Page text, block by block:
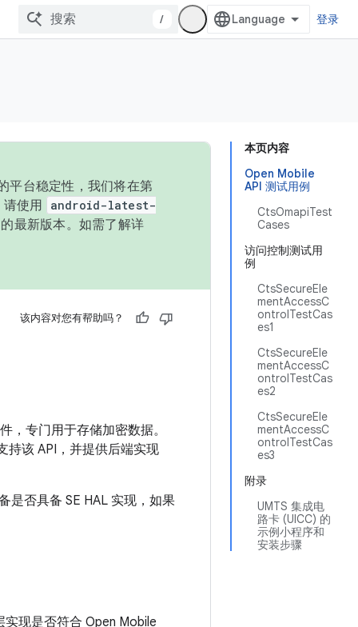
/ 登录
本页内容
Open Mobile
API 测试用例
CtsOmapiTest
Cases
访问控制测试用
例
CtsSecureEle
mentAccessC
ontrolTestCas
es1
CtsSecureEle
mentAccessC
ontrolTestCas
es2
CtsSecureEle
mentAccessC
ontrolTestCas
es3
附录
UMTS 集成电
路卡 (UICC) 的
示例小程序和
安装步骤
平台稳定性，我们将在第
使用
android-latest-
最新版本。如需了解详
该内容对您有帮助吗？
，专门用于存储加密数据。
持该 API，并提供后端实现
是否具备 SE HAL 实现，如果
现是否符合 Open Mobile